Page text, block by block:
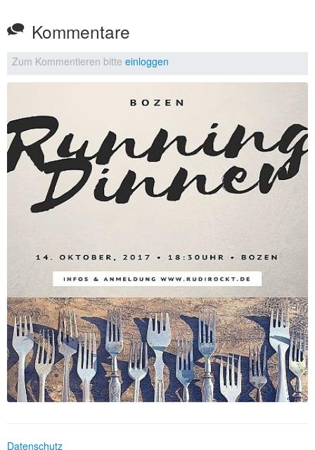
Kommentare
Zum Kommentieren bitte einloggen
Datenschutz